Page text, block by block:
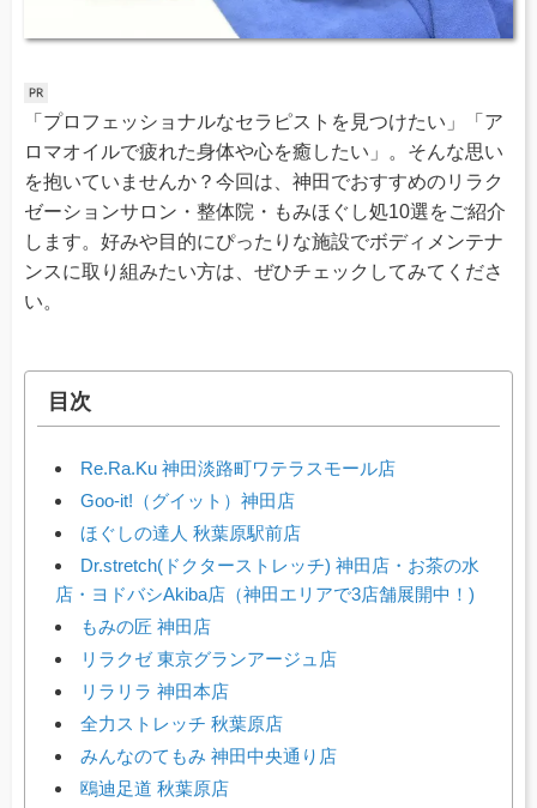
「プロフェッショナルなセラピストを見つけたい」「ア
ロマオイルで疲れた身体や心を癒したい」。そんな思い
を抱いていませんか？今回は、神田でおすすめのリラク
ゼーションサロン・整体院・もみほぐし処10選をご紹介
します。好みや目的にぴったりな施設でボディメンテナ
ンスに取り組みたい方は、ぜひチェックしてみてくださ
い。
目次
Re.Ra.Ku 神田淡路町ワテラスモール店
Goo-it!（グイット）神田店
ほぐしの達人 秋葉原駅前店
Dr.stretch(ドクターストレッチ) 神田店・お茶の水
店・ヨドバシAkiba店（神田エリアで3店舗展開中！)
もみの匠 神田店
リラクゼ 東京グランアージュ店
リラリラ 神田本店
全力ストレッチ 秋葉原店
みんなのてもみ 神田中央通り店
鴎迪足道 秋葉原店